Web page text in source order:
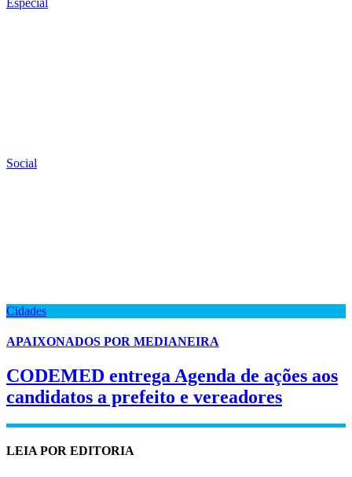
Social
Cidades
APAIXONADOS POR MEDIANEIRA
CODEMED entrega Agenda de ações aos
candidatos a prefeito e vereadores
LEIA POR EDITORIA